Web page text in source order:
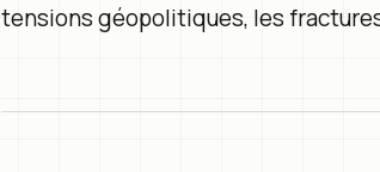
tensions géopolitiques, les